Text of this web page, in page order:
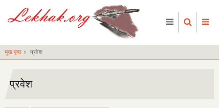
मुख पृष्ठ प्रवेश
प्रवेश